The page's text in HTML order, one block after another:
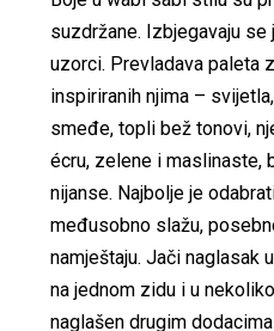
suzdržane. Izbjegavaju
uzorci. Prevladava paleta
inspiriranih njima –
smeđe, topli bež tonovi,
écru, zelene i maslinaste,
nijanse. Najbolje je
međusobno slažu,
namještaju. Jači naglasak
na jednom zidu i u
naglašen drugim